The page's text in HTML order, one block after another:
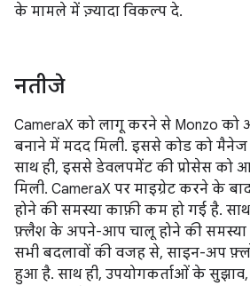
के मामले में ज़्यादा विकल्प दे.
नतीजे
CameraX को लागू करने से Monzo
बनाने में मदद मिली. इससे कोड को मैनेज
साथ ही, इससे डेवलपमेंट की प्रोसेस को
मिली. CameraX पर माइग्रेट करने के
होने की समस्या काफ़ी कम हो गई है.
फ़्लैश के अपने-आप चालू होने की समस्या
सभी बदलावों की वजह से, साइन-अप
हुआ है. साथ ही, उपयोगकर्ताओं के सुझाव,